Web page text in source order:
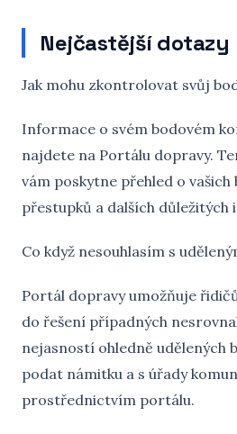
Nejčastější dotazy
Jak mohu zkontrolovat svůj
Informace o svém bodovém
najdete na Portálu dopravy.
vám poskytne přehled o
přestupků a dalších důležitých
Co když nesouhlasím s
Portál dopravy umožňuje
do řešení případných
nejasností ohledně udělených
podat námitku a s úřady
prostřednictvím portálu.